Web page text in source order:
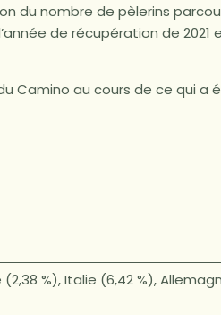
du nombre de pèlerins
de récupération de 2021
Camino au cours de ce qui a
%), Italie (6,42 %),